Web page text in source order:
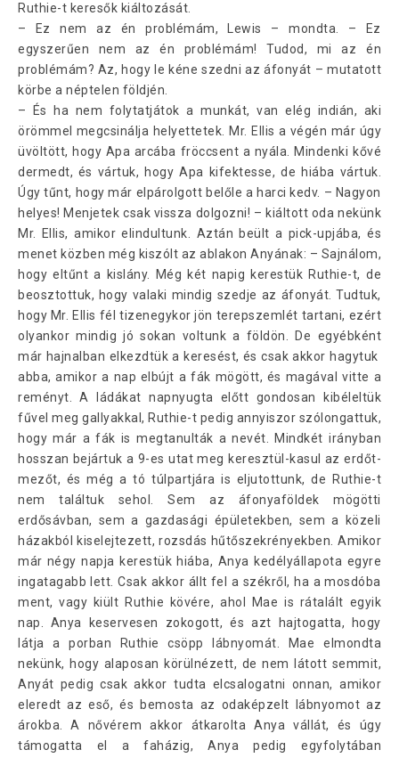
Ruthie-t keresők kiáltozását.
– Ez nem az én problémám, Lewis – mondta. – Ez
egyszerűen nem az én problémám! Tudod, mi az én
problémám? Az, hogy le kéne szedni az áfonyát – mutatott
körbe a néptelen földjén.
– És ha nem folytatjátok a munkát, van elég indián, aki
örömmel megcsinálja helyettetek. Mr. Ellis a végén már úgy
üvöltött, hogy Apa arcába fröccsent a nyála. Mindenki kővé
dermedt, és vártuk, hogy Apa kifektesse, de hiába vártuk.
Úgy tűnt, hogy már elpárolgott belőle a harci kedv. – Nagyon
helyes! Menjetek csak vissza dolgozni! – kiáltott oda nekünk
Mr. Ellis, amikor elindultunk. Aztán beült a pick-upjába, és
menet közben még kiszólt az ablakon Anyának: – Sajnálom,
hogy eltűnt a kislány. Még két napig kerestük Ruthie-t, de
beosztottuk, hogy valaki mindig szedje az áfonyát. Tudtuk,
hogy Mr. Ellis fél tizenegykor jön terepszemlét tartani, ezért
olyankor mindig jó sokan voltunk a földön. De egyébként
már hajnalban elkezdtük a keresést, és csak akkor hagytuk
abba, amikor a nap elbújt a fák mögött, és magával vitte a
reményt. A ládákat napnyugta előtt gondosan kibéleltük
fűvel meg gallyakkal, Ruthie-t pedig annyiszor szólongattuk,
hogy már a fák is megtanulták a nevét. Mindkét irányban
hosszan bejártuk a 9-es utat meg keresztül-kasul az erdőt-
mezőt, és még a tó túlpartjára is eljutottunk, de Ruthie-t
nem találtuk sehol. Sem az áfonyaföldek mögötti
erdősávban, sem a gazdasági épületekben, sem a közeli
házakból kiselejtezett, rozsdás hűtőszekrényekben. Amikor
már négy napja kerestük hiába, Anya kedélyállapota egyre
ingatagabb lett. Csak akkor állt fel a székről, ha a mosdóba
ment, vagy kiült Ruthie kövére, ahol Mae is rátalált egyik
nap. Anya keservesen zokogott, és azt hajtogatta, hogy
látja a porban Ruthie csöpp lábnyomát. Mae elmondta
nekünk, hogy alaposan körülnézett, de nem látott semmit,
Anyát pedig csak akkor tudta elcsalogatni onnan, amikor
eleredt az eső, és bemosta az odaképzelt lábnyomot az
árokba. A nővérem akkor átkarolta Anya vállát, és úgy
támogatta el a faházig, Anya pedig egyfolytában